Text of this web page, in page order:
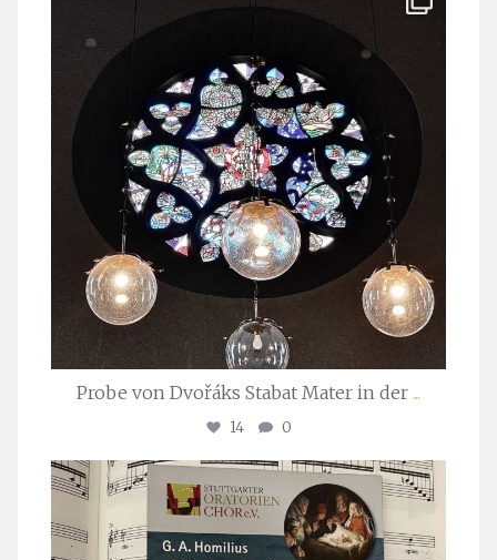
Apr. 1
Probe von Dvořáks Stabat Mater in der ...
14 0
stuttgarter_oratorienchor
Nov. 29